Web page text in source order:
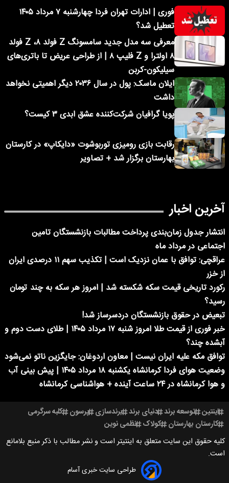
فوری | ادارات تهران فردا چهارشنبه ۷ مرداد ۱۴۰۵
تعطیل شد؟
معرفی سه مدل جدید سامسونگ Z فولد ۸، Z فولد
۸ اولترا و Z فلیپ ۸ | از طراحی عریض تا باتری‌های
سیلیکون-کربن
ایلان ماسک: پول در سال ۲۰۳۶ دیگر اهمیتی نخواهد
داشت
پویا گرافیان شرکت‌کننده عشق ابدی ۳ کیست؟
رقابت بازی رومیزی توربوشوت «دایکاپ» در کارستان
بهارستان برگزار شد + تصاویر
آخرین اخبار
انتشار جدول زمان‌بندی پرداخت مطالبات بازنشستگان تامین
اجتماعی در مرداد ماه
عراقچی: توافق با عمان نزدیک است | تکذیب سهم ۱۱ درصدی ایران
از خزر
رکورد تاریخی قیمت سکه شکسته شد | امروز هر سکه به چند تومان
رسید؟
تبعیض در حقوق بازنشستگان دردسرساز شد!
خبر فوری از قیمت طلا امروز شنبه ۱۷ مرداد ۱۴۰۵ | طلای دست دوم و
آبشده چند؟
توافق مکه علیه ایران نیست | معاون اردوغان: جایگزین ناتو نمی‌شود
وضعیت هوای فردا کرمانشاه یکشنبه ۱۸ مرداد ۱۴۰۵ | پیش بینی آب
و هوا کرمانشاه در ۲۴ ساعت آینده + هواشناسی کرمانشاه
اینتین توسعه برند دنیای برند برندسازی پرسون کلبه سرگرمی
کارستان بهارستان کولاک نظمی نوین
کلیه حقوق این سایت متعلق به اینتیتر است و نشر مطالب با ذکر منبع بلامانع
است.
طراحی سایت خبری آسام